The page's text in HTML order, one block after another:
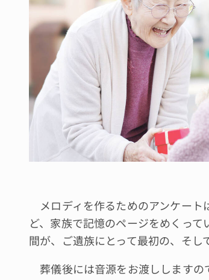
メロディを作るためのアンケート
ど、家族で記憶のページをめくっ
間が、ご遺族にとって最初の、そし
葬儀後には音源をお渡ししますの